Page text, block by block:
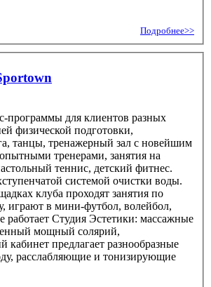
Подробнее>>
программы для клиентов разных
физической подготовки,
танцы, тренажерный зал с новейшим
тренерами, занятия на
теннис, детский фитнес.
системой очистки воды.
клуба проходят занятия по
играют в мини-футбол, волейбол,
работает Студия Эстетики: массажные
мощный солярий,
кабинет предлагает разнообразные
расслабляющие и тонизирующие